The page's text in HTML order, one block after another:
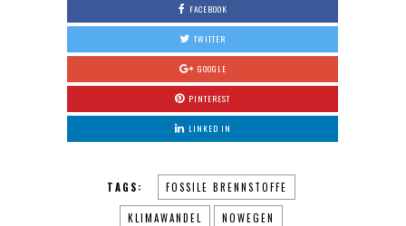
FACEBOOK
TWITTER
GOOGLE
PINTEREST
LINKED IN
TAGS: FOSSILE BRENNSTOFFE
KLIMAWANDEL NOWEGEN